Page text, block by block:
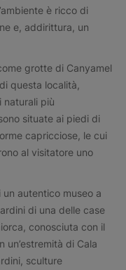
è ricco di
e, addirittura, un
grotte di Canyamel
questa località,
naturali più
situate ai piedi di
capricciose, le cui
al visitatore uno
autentico museo a
di una delle case
conosciuta con il
un’estremità di Cala
sculture